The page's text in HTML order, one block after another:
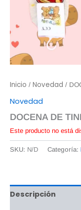
Inicio / Novedad /
Novedad
DOCENA DE
Este producto no está
SKU: N/D Categoría:
Descripción